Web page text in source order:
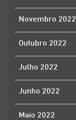
Novembro 2022
Outubro 2022
Julho 2022
Junho 2022
Maio 2022